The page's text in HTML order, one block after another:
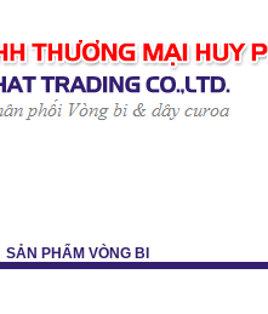
SẢN PHẨM VÒNG BI